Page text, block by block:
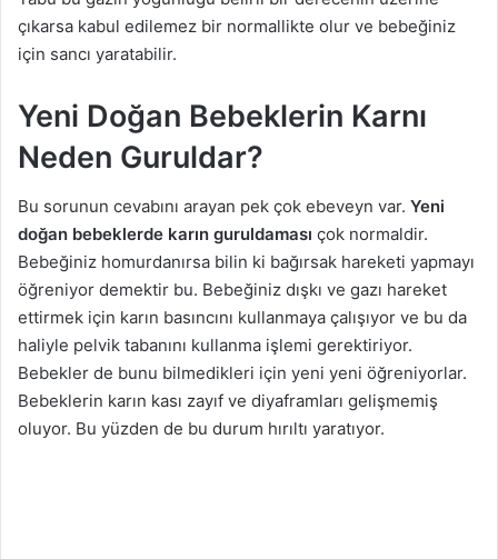
çıkarsa kabul edilemez bir normallikte olur ve bebeğiniz
için sancı yaratabilir.
Yeni Doğan Bebeklerin Karnı
Neden Guruldar?
Bu sorunun cevabını arayan pek çok ebeveyn var. Yeni
doğan bebeklerde karın guruldaması çok normaldir.
Bebeğiniz homurdanırsa bilin ki bağırsak hareketi yapmayı
öğreniyor demektir bu. Bebeğiniz dışkı ve gazı hareket
ettirmek için karın basıncını kullanmaya çalışıyor ve bu da
haliyle pelvik tabanını kullanma işlemi gerektiriyor.
Bebekler de bunu bilmedikleri için yeni yeni öğreniyorlar.
Bebeklerin karın kası zayıf ve diyaframları gelişmemiş
oluyor. Bu yüzden de bu durum hırıltı yaratıyor.